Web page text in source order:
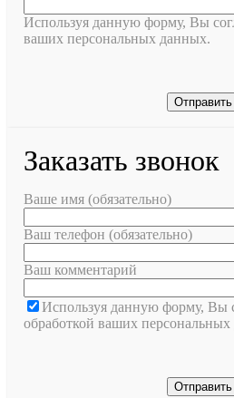
Используя данную форму, Вы
ваших персональных данных.
Заказать звонок
Ваше имя (обязательно)
Ваш телефон (обязательно)
Ваш комментарий
Используя данную форму, Вы
обработкой ваших